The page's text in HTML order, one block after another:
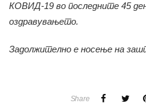
КОВИД-19 во последните 45
оздравувањето.
Задолжително е носење на
Share